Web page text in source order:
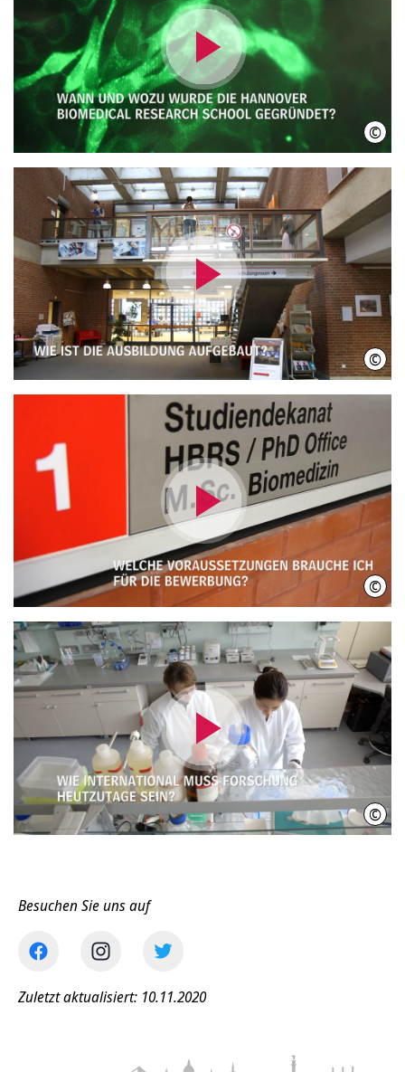
Video
abspielen
©
Video
abspielen
©
Video
abspielen
©
Video
abspielen
©
Besuchen Sie uns auf
Zuletzt aktualisiert: 10.11.2020